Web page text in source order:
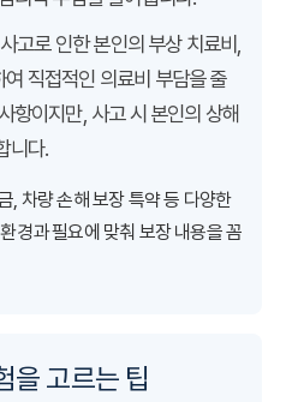
고로 인한 본인의 부상 치료비,
직접적인 의료비 부담을 줄
항이지만, 사고 시 본인의 상해
니다.
, 차량 손해 보장 특약 등 다양한
경과 필요에 맞춰 보장 내용을 꼼
을 고르는 팁